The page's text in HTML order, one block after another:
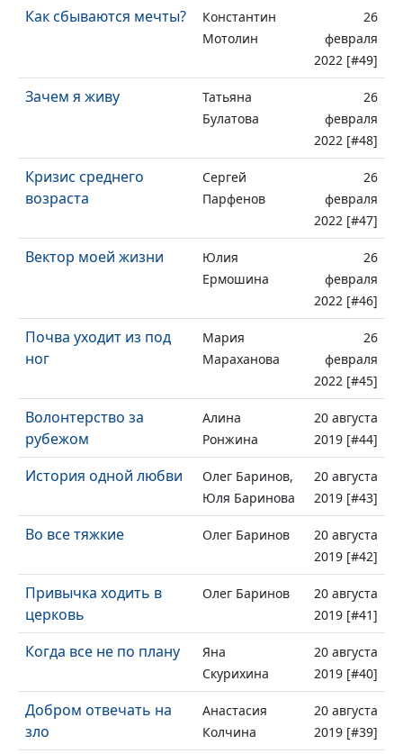
Как сбываются мечты?
Константин
Мотолин
26
февраля
2022 [#49]
Зачем я живу
Татьяна
Булатова
26
февраля
2022 [#48]
Кризис среднего
возраста
Сергей
Парфенов
26
февраля
2022 [#47]
Вектор моей жизни
Юлия
Ермошина
26
февраля
2022 [#46]
Почва уходит из под
ног
Мария
Мараханова
26
февраля
2022 [#45]
Волонтерство за
рубежом
Алина
Ронжина
20 августа
2019 [#44]
История одной любви
Олег Баринов,
Юля Баринова
20 августа
2019 [#43]
Во все тяжкие Олег Баринов
20 августа
2019 [#42]
Привычка ходить в
церковь
Олег Баринов
20 августа
2019 [#41]
Когда все не по плану
Яна
Скурихина
20 августа
2019 [#40]
Добром отвечать на
зло
Анастасия
Колчина
20 августа
2019 [#39]